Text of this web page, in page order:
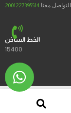
معنا 2001227395514
الخط الساخن
15400